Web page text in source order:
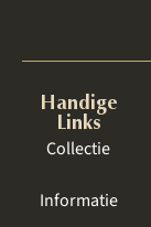
Handige
Links
Collectie
Informatie